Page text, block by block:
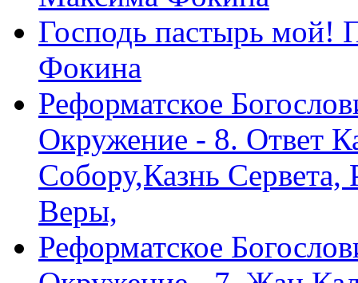
Господь пастырь мой!
Фокина
Реформатское
Окружение - 8. Ответ
Собору,Казнь Сервета,
Веры,
Реформатское